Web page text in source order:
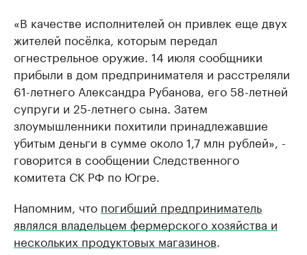
«В качестве исполнителей он привлек еще двух
жителей посёлка, которым передал
огнестрельное оружие. 14 июля сообщники
прибыли в дом предпринимателя и расстреляли
61-летнего Александра Рубанова, его 58-летней
супруги и 25-летнего сына. Затем
злоумышленники похитили принадлежавшие
убитым деньги в сумме около 1,7 млн рублей», -
говорится в сообщении Следственного
комитета СК РФ по Югре.
Напомним, что погибший предприниматель
являлся владельцем фермерского хозяйства и
нескольких продуктовых магазинов